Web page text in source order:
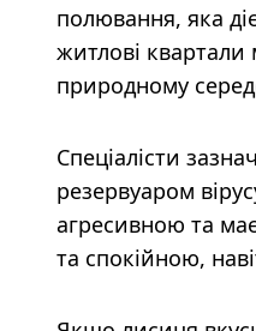
полювання, яка
житлові квартали
природному
Спеціалісти
резервуаром
агресивною та
та спокійною,